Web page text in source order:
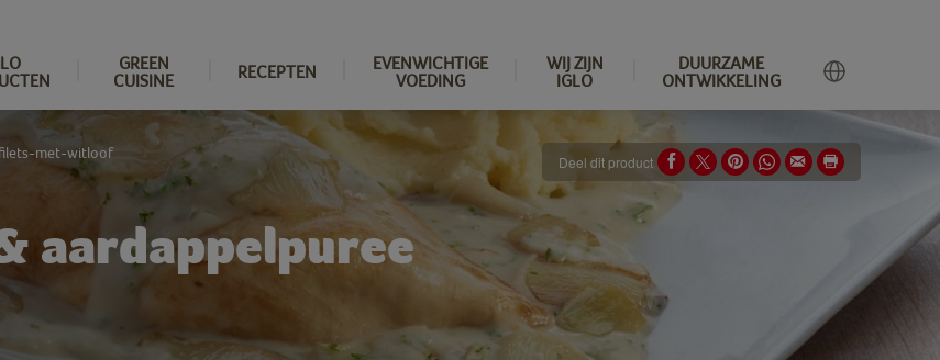
GREEN
CUISINE
RECEPTEN
EVENWICHTIGE
VOEDING
WIJ ZIJN
IGLO
DUURZAME
ONTWIKKELING
aardappelpuree
met-witloof Deel dit product